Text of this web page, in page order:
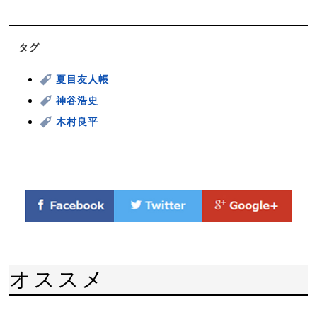
タグ
夏目友人帳
神谷浩史
木村良平
オススメ